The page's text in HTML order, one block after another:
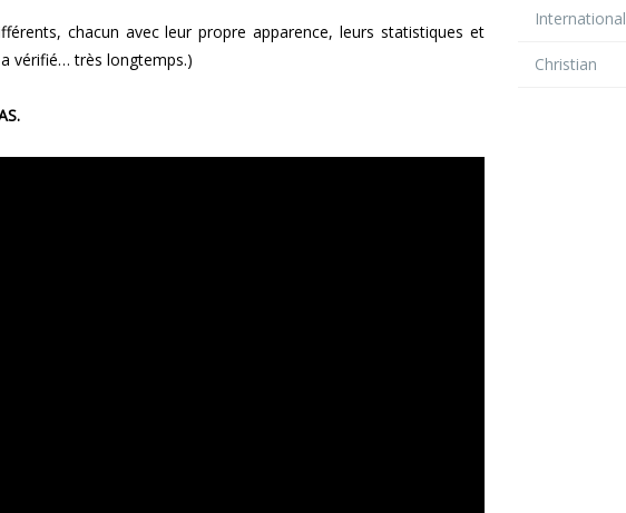
chacun avec leur propre apparence, leurs statistiques et
vérifié… très longtemps.)
International
Christian